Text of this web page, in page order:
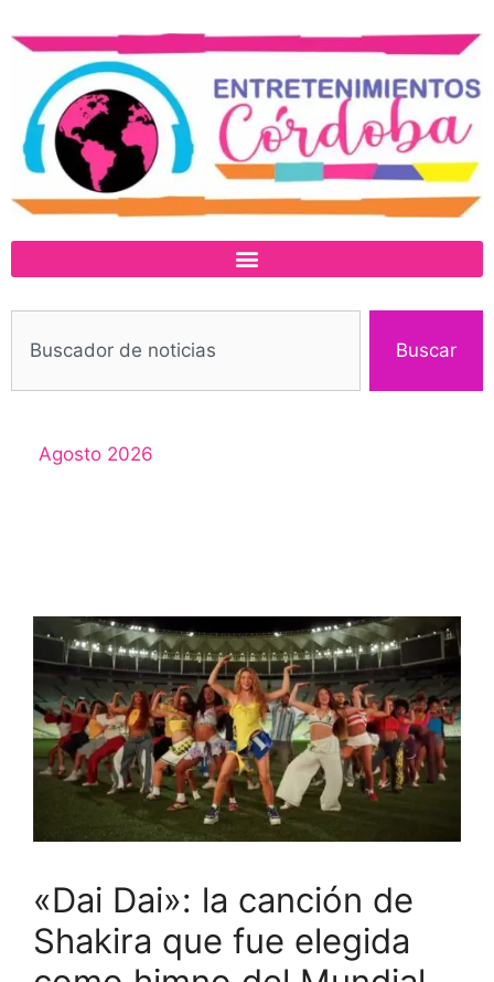
Buscar
Agosto 2026
«Dai Dai»: la canción de
Shakira que fue elegida